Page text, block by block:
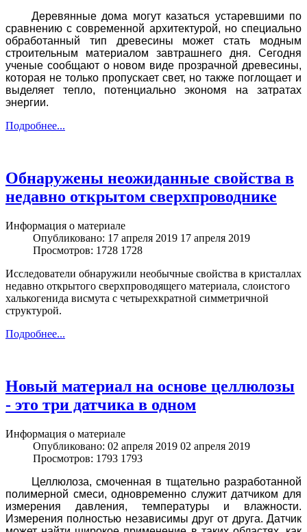
Деревянные дома могут казаться устаревшими по
сравнению с современной архитектурой, но специально
обработанный тип древесины может стать модным
строительным материалом завтрашнего дня. Сегодня
ученые сообщают о новом виде прозрачной древесины,
которая не только пропускает свет, но также поглощает и
выделяет тепло, потенциально экономя на затратах
энергии.
Подробнее...
Обнаружены неожиданные свойства в
недавно открытом сверхпроводнике
Информация о материале
Опубликовано: 17 апреля 2019 17 апреля 2019
Просмотров: 1728 1728
Исследователи обнаружили необычные свойства в кристаллах
недавно открытого сверхпроводящего материала, слоистого
халькогенида висмута с четырехкратной симметричной
структурой.
Подробнее...
Новый материал на основе целлюлозы
- это три датчика в одном
Информация о материале
Опубликовано: 02 апреля 2019 02 апреля 2019
Просмотров: 1793 1793
Целлюлоза, смоченная в тщательно разработанной
полимерной смеси, одновременно служит датчиком для
измерения давления, температуры и влажности.
Измерения полностью независимы друг от друга. Датчик